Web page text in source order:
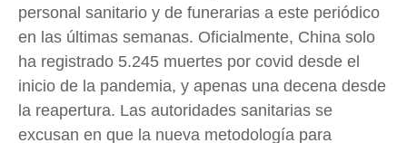
personal sanitario y de funerarias a este periódico
en las últimas semanas. Oficialmente, China solo
ha registrado 5.245 muertes por covid desde el
inicio de la pandemia, y apenas una decena desde
la reapertura. Las autoridades sanitarias se
excusan en que la nueva metodología para